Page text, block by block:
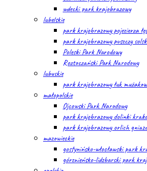
wdecki park krajobrazowy
lubelskie
park krajobrazowy pojezierza
park krajobrazowy puszczy
Poleski Park Narodowy
Roztoczański Park Narodowy
lubuskie
park krajobrazowy łuk
małopolskie
Ojcowski Park Narodowy
park krajobrazowy dolinki
park krajobrazowy orlich gniazd
mazowieckie
gostynińsko-włocławski park
górznieńsko-lidzbarski park